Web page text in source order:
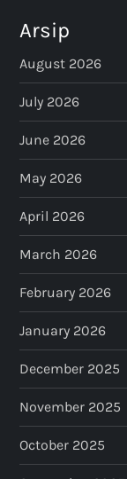
Arsip
August 2026
July 2026
June 2026
May 2026
April 2026
March 2026
February 2026
January 2026
December 2025
November 2025
October 2025